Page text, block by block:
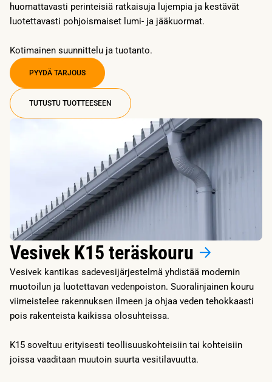
huomattavasti perinteisiä ratkaisuja lujempia ja kestävät
luotettavasti pohjoismaiset lumi- ja jääkuormat.
Kotimainen suunnittelu ja tuotanto.
PYYDÄ TARJOUS
TUTUSTU TUOTTEESEEN
Vesivek K15 teräskouru
Vesivek kantikas sadevesijärjestelmä yhdistää modernin
muotoilun ja luotettavan vedenpoiston. Suoralinjainen kouru
viimeistelee rakennuksen ilmeen ja ohjaa veden tehokkaasti
pois rakenteista kaikissa olosuhteissa.
K15 soveltuu erityisesti teollisuuskohteisiin tai kohteisiin
joissa vaaditaan muutoin suurta vesitilavuutta.